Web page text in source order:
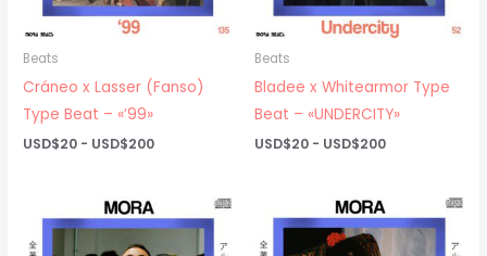
Beats
Cráneo x Lasser (Fanso)
Type Beat – «’99»
USD$20 - USD$200Rango
USD$20
hasta
Beats
Bladee x Whitearmor Type
Beat – «UNDERCITY»
USD$20 - USD$200Rango
USD$20
hasta